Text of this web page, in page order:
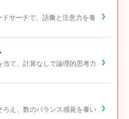
サーチで、語彙と注意力を養
›
て、計算なしで論理的思考力
›
ろえ、数のバランス感覚を養い
›